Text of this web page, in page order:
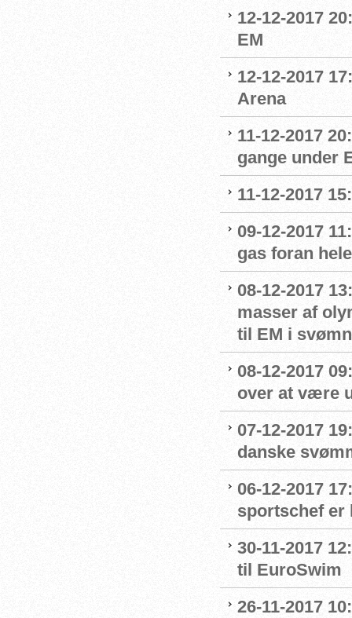
12-12-2017
EM
12-12-2017
Arena
11-12-2017
gange under
11-12-2017
09-12-2017
gas foran
08-12-2017
masser af
til EM i
08-12-2017
over at være
07-12-2017
danske
06-12-2017
sportschef er
30-11-2017
til EuroSwim
26-11-2017